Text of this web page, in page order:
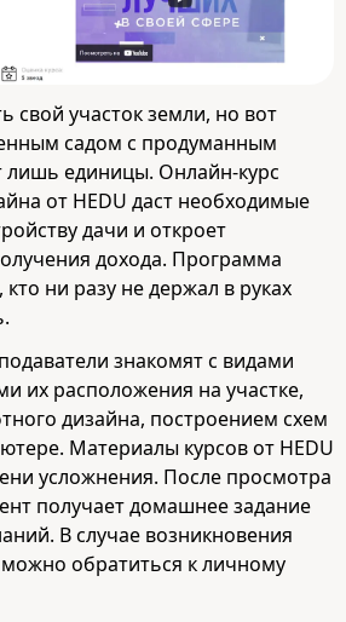
свой участок земли, но вот
садом с продуманным
лишь единицы. Онлайн-курс
от HEDU даст необходимые
дачи и откроет
дохода. Программа
ни разу не держал в руках
знакомят с видами
их расположения на участке,
дизайна, построением схем
Материалы курсов от HEDU
усложнения. После просмотра
получает домашнее задание
В случае возникновения
обратиться к личному